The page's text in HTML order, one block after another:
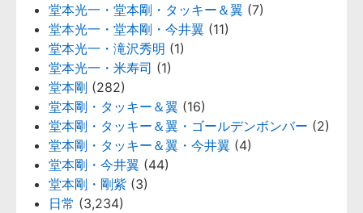
堂本光一・堂本剛・タッキー＆翼 (7)
堂本光一・堂本剛・今井翼 (11)
堂本光一・滝沢秀明 (1)
堂本光一・米寿司 (1)
堂本剛 (282)
堂本剛・タッキー＆翼 (16)
堂本剛・タッキー＆翼・ゴールデンボンバー (2)
堂本剛・タッキー＆翼・今井翼 (4)
堂本剛・今井翼 (44)
堂本剛・剛紫 (3)
日常 (3,234)